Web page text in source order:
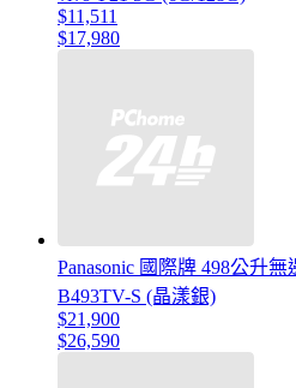
$11,511
$17,980
Panasonic 國際牌 498公升
B493TV-S (晶漾銀)
$21,900
$26,590